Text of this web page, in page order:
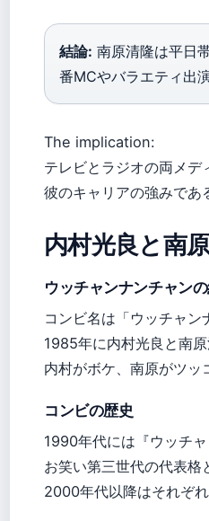
結論: 南原清隆は平日
番MCやバラエティ出
The implication:
テレビとラジオの両メ
彼のキャリアの強みであ
内村光良と南
ウッチャンナンチャン
コンビ名は「ウッチャン
1985年に内村光良と南
内村がボケ、南原がツッ
コンビの歴史
1990年代には『ウッチ
お笑い第三世代の代表格
2000年代以降はそれぞ